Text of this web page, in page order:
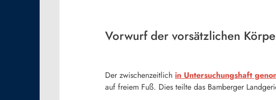
Vorwurf der vorsätzlichen
Der zwischenzeitlich in Untersuchungshaft
auf freiem Fuß. Dies teilte das Bamberger